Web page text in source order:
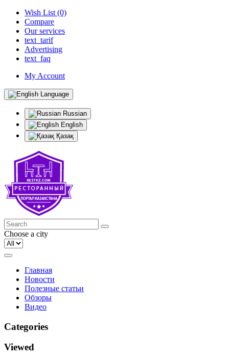
Wish List (0)
Compare
Our services
text_tarif
Advertising
text_faq
My Account
Language
Russian
English
Қазақ
Choose a city
Главная
Новости
Полезные статьи
Обзоры
Видео
Categories
Viewed